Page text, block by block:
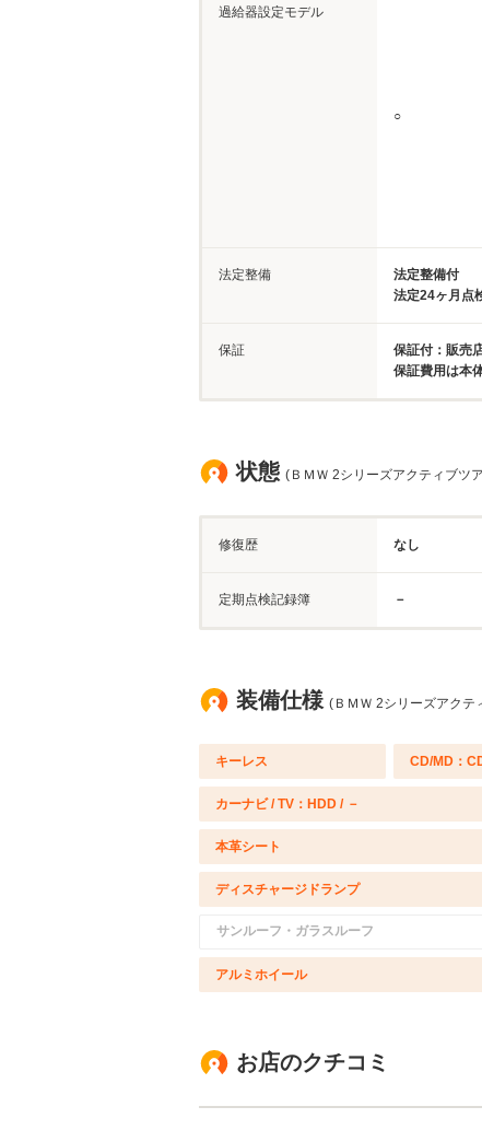
過給器設定モデル
○
法定整備
法定整備付
法定24ヶ月点
保証
保証付：販売
保証費用は本
状態 (ＢＭＷ 2シリーズアクティブツ
修復歴 なし
定期点検記録簿 －
装備仕様 (ＢＭＷ 2シリーズアクテ
キーレス CD/MD：
カーナビ / TV：HDD / －
本革シート
ディスチャージドランプ
サンルーフ・ガラスルーフ
アルミホイール
お店のクチコミ